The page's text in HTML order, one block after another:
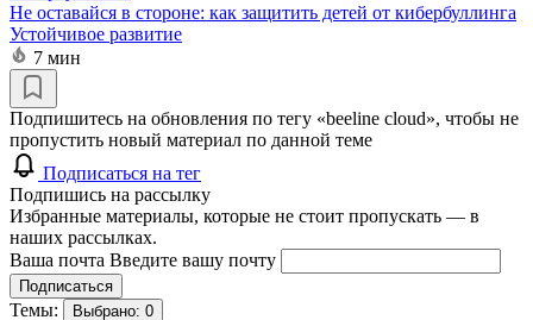
Не оставайся в стороне: как защитить детей от кибербуллинга
Устойчивое развитие
7 мин
Подпишитесь на обновления по тегу «beeline cloud», чтобы не
пропустить новый материал по данной теме
Подписаться на тег
Подпишись на рассылку
Избранные материалы, которые не стоит пропускать — в
наших рассылках.
Ваша почта Введите вашу почту
Подписаться
Темы: Выбрано: 0